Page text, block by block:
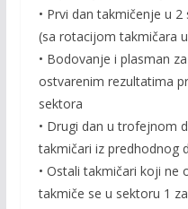
• Prvi dan takmičenje u
(sa rotacijom takmičara
• Bodovanje i plasman
ostvarenim rezultatima
sektora
• Drugi dan u trofejnom
takmičari iz predhodnog
• Ostali takmičari koji ne
takmiče se u sektoru 1